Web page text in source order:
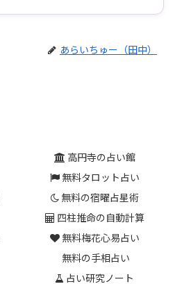
あらいちゅー（田中）
高円寺の占い館
無料タロット占い
無料の宿曜占星術
四柱推命の自動計算
無料梅花心易占い
無料の手相占い
占い研究ノート